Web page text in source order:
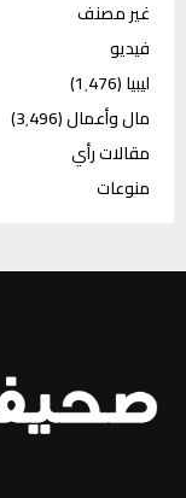
غير مصنف
فيديو
ليبيا(1٬476)
مال وأعمال(3٬496)
مقالات رأي
منوعات